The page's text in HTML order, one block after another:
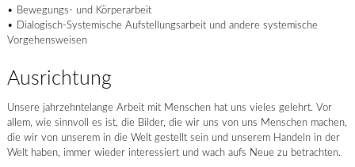
• Bewegungs- und Körperarbeit
• Dialogisch-Systemische Aufstellungsarbeit und andere systemische
Vorgehensweisen
Ausrichtung
Unsere jahrzehntelange Arbeit mit Menschen hat uns vieles gelehrt. Vor
allem, wie sinnvoll es ist, die Bilder, die wir uns von uns Menschen machen,
die wir von unserem in die Welt gestellt sein und unserem Handeln in der
Welt haben, immer wieder interessiert und wach aufs Neue zu betrachten.